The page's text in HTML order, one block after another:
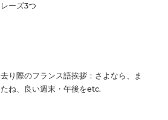
レーズ3つ
去り際のフランス語挨拶：さよなら、ま
たね、良い週末・午後をetc.